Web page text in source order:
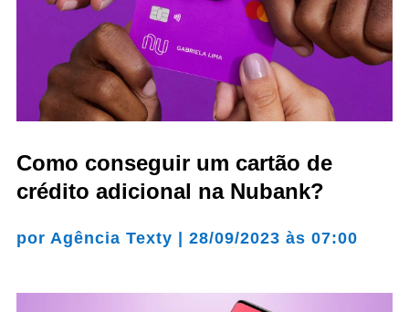
Como conseguir um cartão de
crédito adicional na Nubank?
por Agência Texty | 28/09/2023 às 07:00